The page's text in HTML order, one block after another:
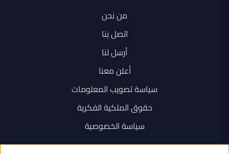
من نحن
اتصل بنا
أرسل لنا
أعلن معنا
سياسة تصويب المعلومات
حقوق الملكية الفكرية
سياسة الخصوصية